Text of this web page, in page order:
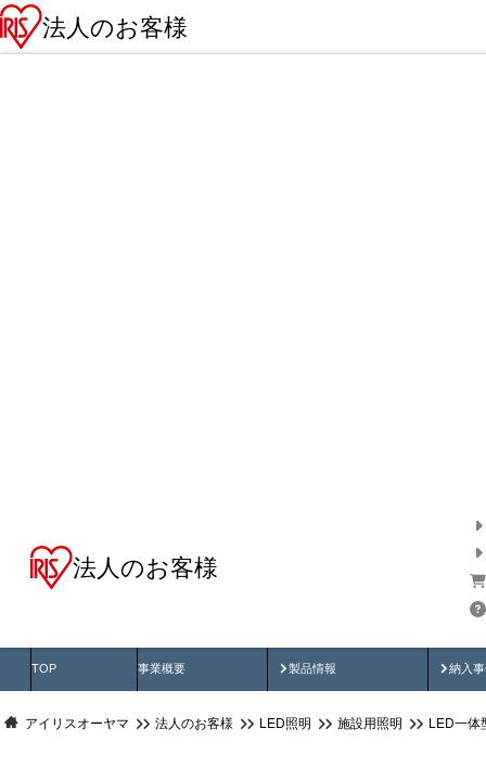
法人のお客様
法人のお客様
TOP 事業概要 製品情報
製品動画 納入
納
アイリスオーヤマ 法人のお客様 LED照明 施設用照明 LED一体